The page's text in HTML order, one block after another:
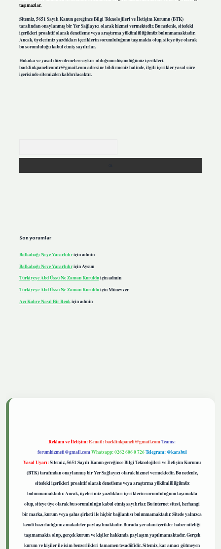
taşımazlar.
Sitemiz, 5651 Sayılı Kanun gereğince Bilgi Teknolojileri ve İletişim Kurumu (BTK)
tarafından onaylanmış bir Yer Sağlayıcı olarak hizmet vermektedir. Bu nedenle, sitedeki
içerikleri proaktif olarak denetleme veya araştırma yükümlülüğümüz bulunmamaktadır.
Ancak, üyelerimiz yazdıkları içeriklerin sorumluluğunu taşımakta olup, siteye üye olarak
bu sorumluluğu kabul etmiş sayılırlar.
Hukuka ve yasal düzenlemelere aykırı olduğunu düşündüğünüz içerikleri,
backlinkpanelicomtr@gmail.comadresine bildirmeniz halinde, ilgili içerikler yasal süre
içerisinde sitemizden kaldırılacaktır.
Son yorumlar
Balkabağı Neye Yararlıdıriçinadmin
Balkabağı Neye Yararlıdıriçin Aysun
Türkiyeye Abd Üssü Ne Zaman Kurulduiçinadmin
Türkiyeye Abd Üssü Ne Zaman KurulduiçinMünevver
Acı Kahve Nasıl Bir Renkiçinadmin
Reklam ve İletişim:E-mail:backlinkpaneli@gmail.comTeams:
forumhizmeti@gmail.comWhatsapp: 0262 606 0 726Telegram: @karabul
Yasal Uyarı:Sitemiz, 5651 Sayılı Kanun gereğince Bilgi Teknolojileri ve İletişim Kurumu
(BTK) tarafından onaylanmış bir Yer Sağlayıcı olarak hizmet vermektedir. Bu nedenle,
sitedeki içerikleri proaktif olarak denetleme veya araştırma yükümlülüğümüz
bulunmamaktadır. Ancak, üyelerimiz yazdıkları içeriklerin sorumluluğunu taşımakta
olup, siteye üye olarak bu sorumluluğu kabul etmiş sayılırlar. Bu internet sitesi, herhangi
bir marka, kurum veya şahıs şirketi ile hiçbir bağlantısı bulunmamaktadır. Sitede yalnızca
kendi hazırladığımız makaleler paylaşılmaktadır. Burada yer alan içerikler haber niteliği
taşımamakta olup, gerçek kurum ve kişiler hakkında paylaşım yapılmamaktadır. Gerçek
kurum ve kişiler ile isim benzerlikleri tamamen tesadüfidir. Sitemiz, kar amacı gütmeyen